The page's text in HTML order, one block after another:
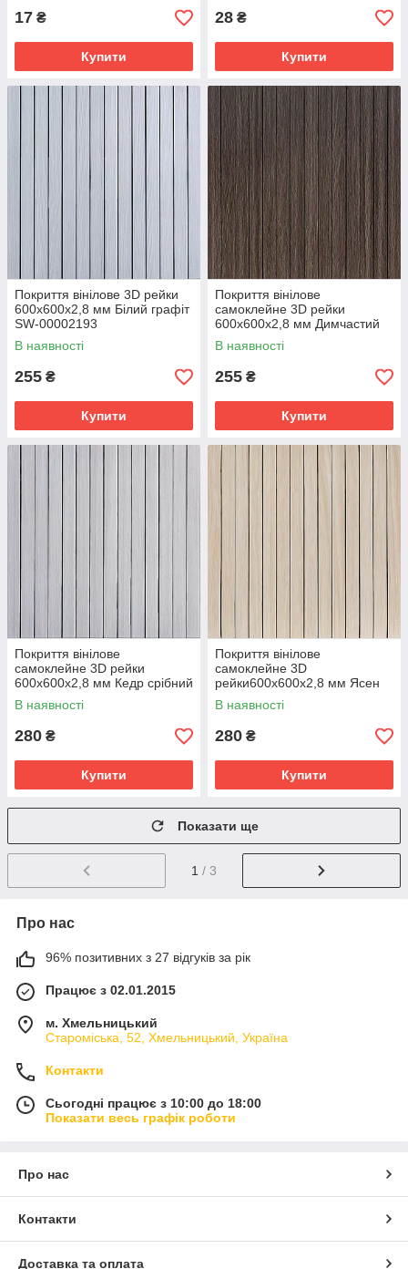
17 ₴
Купити
28 ₴
Купити
Покриття вінілове 3D рейки
600х600х2,8 мм Білий графіт
SW-00002193
В наявності
255 ₴
Купити
Покриття вінілове
самоклейне 3D рейки
600х600х2,8 мм Димчастий
каштан SW-00002195
В наявності
255 ₴
Купити
Покриття вінілове
самоклейне 3D рейки
600х600х2,8 мм Кедр срібний
SW-00002198
В наявності
280 ₴
Купити
Покриття вінілове
самоклейне 3D
рейки600х600х2,8 мм Ясен
кремовий SW-00002199
В наявності
280 ₴
Купити
Показати ще
1 / 3
Про нас
96% позитивних з 27 відгуків за рік
Працює з 02.01.2015
м. Хмельницький
Староміська, 52, Хмельницький, Україна
Контакти
Сьогодні працює з 10:00 до 18:00
Показати весь графік роботи
Про нас
Контакти
Доставка та оплата